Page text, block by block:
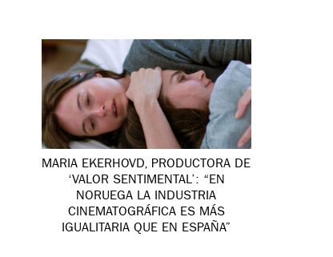
MARIA EKERHOVD, PRODUCTORA DE
‘VALOR SENTIMENTAL’: “EN
NORUEGA LA INDUSTRIA
CINEMATOGRÁFICA ES MÁS
IGUALITARIA QUE EN ESPAÑA”